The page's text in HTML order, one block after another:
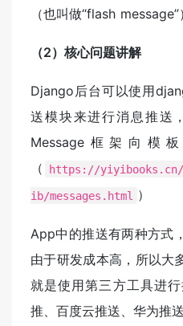
（也叫做“flash message”
（2）核心问题讲解
Django后台可以使用
送模块来进行消息推送
Message框架向模
（
https://yiyibooks.cn/
ib/messages.html ）
App中的推送有两种方式
由于研发成本高，所以大
就是使用第三方工具进
推、百度云推送、华为推送